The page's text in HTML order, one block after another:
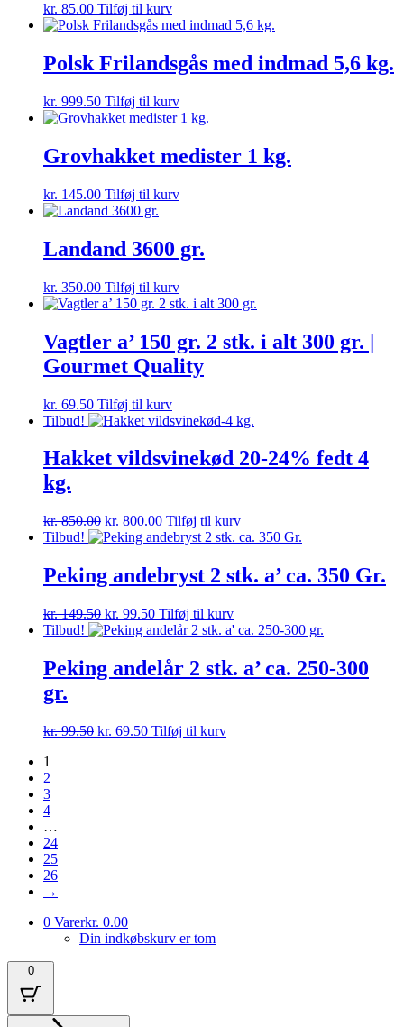
kr. 85.00 Tilføj til kurv
Polsk Frilandsgås med indmad 5,6 kg.
kr. 999.50 Tilføj til kurv
Grovhakket medister 1 kg.
kr. 145.00 Tilføj til kurv
Landand 3600 gr.
kr. 350.00 Tilføj til kurv
Vagtler a’ 150 gr. 2 stk. i alt 300 gr. |
Gourmet Quality
kr. 69.50 Tilføj til kurv
Tilbud!
Hakket vildsvinekød 20-24% fedt 4
kg.
kr.850.00 Den
oprindelige
var:
kr. 850.00.
kr. 800.00Den
aktuelle
kr. 800.00.
Tilføj til kurv
Tilbud!
Peking andebryst 2 stk. a’ ca. 350 Gr.
kr.149.50 Den
oprindelige
var:
kr. 149.50.
kr. 99.50Den
aktuelle
er:
kr. 99.50.
Tilføj til kurv
Tilbud!
Peking andelår 2 stk. a’ ca. 250-300
gr.
kr.99.50 Den
kr. 69.50Den
Tilføj til kurv
1
2
3
4
…
24
25
26
→
0 Varerkr. 0.00
Din indkøbskurv er tom
0